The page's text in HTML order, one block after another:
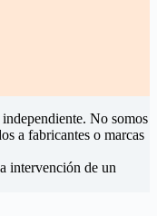
No somos
a fabricantes o marcas
intervención de un